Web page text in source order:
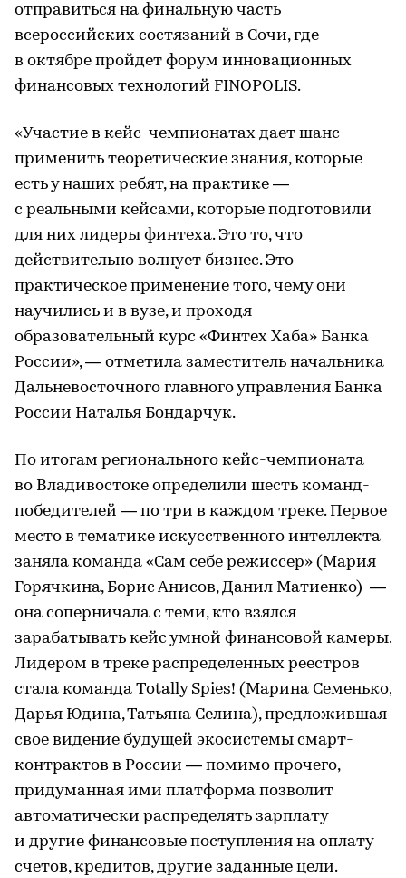
отправиться на финальную часть
всероссийских состязаний в Сочи, где
в октябре пройдет форум инновационных
финансовых технологий FINOPOLIS.
«Участие в кейс-чемпионатах дает шанс
применить теоретические знания, которые
есть у наших ребят, на практике —
с реальными кейсами, которые подготовили
для них лидеры финтеха. Это то, что
действительно волнует бизнес. Это
практическое применение того, чему они
научились и в вузе, и проходя
образовательный курс «Финтех Хаба» Банка
России», — отметила заместитель начальника
Дальневосточного главного управления Банка
России Наталья Бондарчук.
По итогам регионального кейс-чемпионата
во Владивостоке определили шесть команд-
победителей — по три в каждом треке. Первое
место в тематике искусственного интеллекта
заняла команда «Сам себе режиссер» (Мария
Горячкина, Борис Анисов, Данил Матиенко) —
она соперничала с теми, кто взялся
зарабатывать кейс умной финансовой камеры.
Лидером в треке распределенных реестров
стала команда Totally Spies! (Марина Семенько,
Дарья Юдина, Татьяна Селина), предложившая
свое видение будущей экосистемы смарт-
контрактов в России — помимо прочего,
придуманная ими платформа позволит
автоматически распределять зарплату
и другие финансовые поступления на оплату
счетов, кредитов, другие заданные цели.